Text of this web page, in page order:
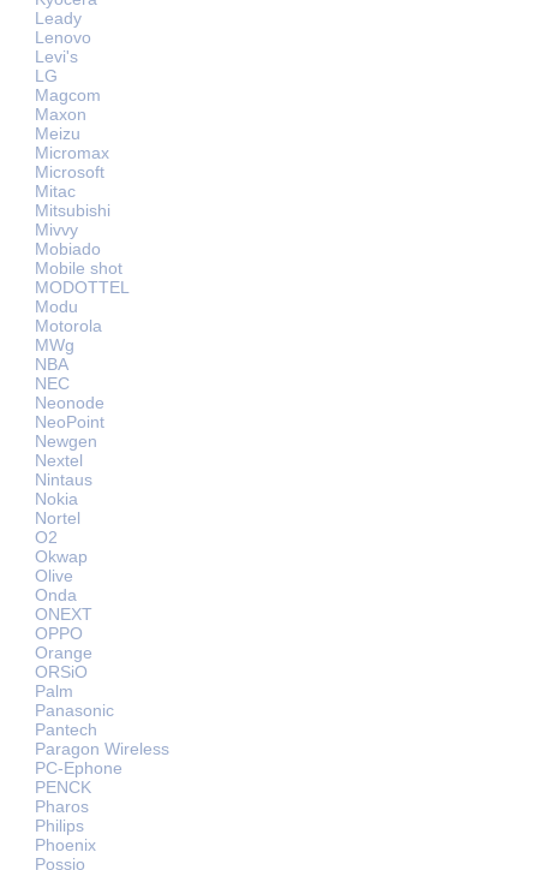
Leady
Lenovo
Levi's
LG
Magcom
Maxon
Meizu
Micromax
Microsoft
Mitac
Mitsubishi
Mivvy
Mobiado
Mobile shot
MODOTTEL
Modu
Motorola
MWg
NBA
NEC
Neonode
NeoPoint
Newgen
Nextel
Nintaus
Nokia
Nortel
O2
Okwap
Olive
Onda
ONEXT
OPPO
Orange
ORSiO
Palm
Panasonic
Pantech
Paragon Wireless
PC-Ephone
PENCK
Pharos
Philips
Phoenix
Possio